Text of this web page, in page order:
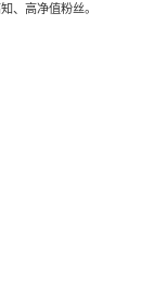
、高净值粉丝。